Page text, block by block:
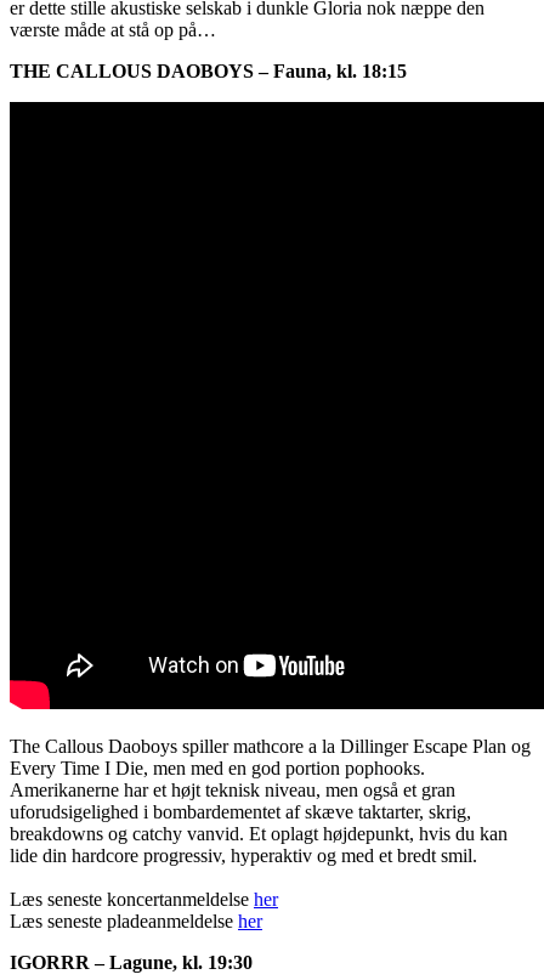
er dette stille akustiske selskab i dunkle Gloria nok næppe den
værste måde at stå op på…
THE CALLOUS DAOBOYS – Fauna, kl. 18:15
The Callous Daoboys spiller mathcore a la Dillinger Escape Plan og
Every Time I Die, men med en god portion pophooks.
Amerikanerne har et højt teknisk niveau, men også et gran
uforudsigelighed i bombardementet af skæve taktarter, skrig,
breakdowns og catchy vanvid. Et oplagt højdepunkt, hvis du kan
lide din hardcore progressiv, hyperaktiv og med et bredt smil.
Læs seneste koncertanmeldelse her
Læs seneste pladeanmeldelse her
IGORRR – Lagune, kl. 19:30